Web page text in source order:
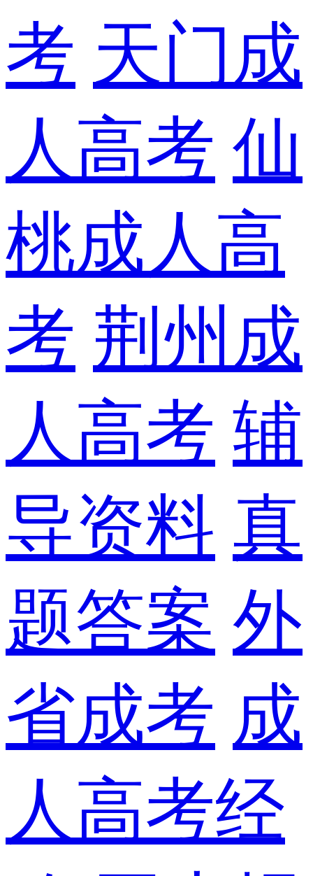
考 天门成
人高考 仙
桃成人高
考 荆州成
人高考 辅
导资料 真
题答案 外
省成考 成
人高考经